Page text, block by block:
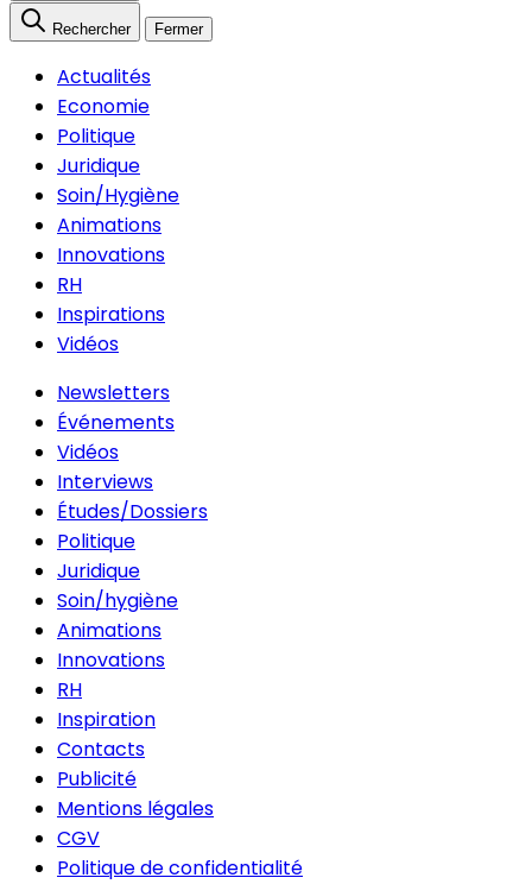
Rechercher Fermer
Actualités
Economie
Politique
Juridique
Soin/Hygiène
Animations
Innovations
RH
Inspirations
Vidéos
Newsletters
Événements
Vidéos
Interviews
Études/Dossiers
Politique
Juridique
Soin/hygiène
Animations
Innovations
RH
Inspiration
Contacts
Publicité
Mentions légales
CGV
Politique de confidentialité